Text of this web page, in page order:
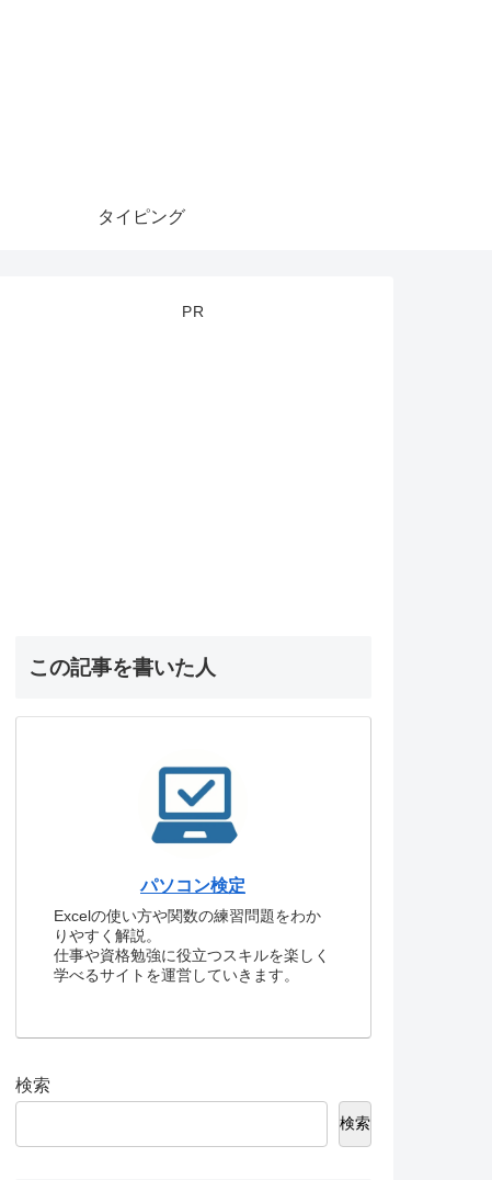
タイピング
PR
この記事を書いた人
パソコン検定
Excelの使い方や関数の練習問題をわか
りやすく解説。
仕事や資格勉強に役立つスキルを楽しく
学べるサイトを運営していきます。
検索
検索